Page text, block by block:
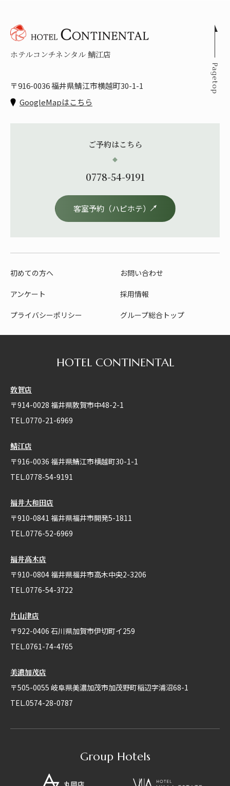
ホテルコンチネンタル 鯖江店
〒916-0036 福井県鯖江市横越町30-1-1
GoogleMapはこちら
ご予約はこちら
0778-54-9191
客室予約（ハピホテ）
初めての方へ お問い合わせ
アンケート 採用情報
プライバシーポリシー グループ総合トップ
HOTEL CONTINENTAL
敦賀店
〒914-0028 福井県敦賀市中48-2-1
TEL.0770-21-6969
鯖江店
〒916-0036 福井県鯖江市横越町30-1-1
TEL.0778-54-9191
福井大和田店
〒910-0841 福井県福井市開発5-1811
TEL.0776-52-6969
福井高木店
〒910-0804 福井県福井市高木中央2-3206
TEL.0776-54-3722
片山津店
〒922-0406 石川県加賀市伊切町イ259
TEL.0761-74-4765
美濃加茂店
〒505-0055 岐阜県美濃加茂市加茂野町稲辺字浦沼68-1
TEL.0574-28-0787
Group Hotels